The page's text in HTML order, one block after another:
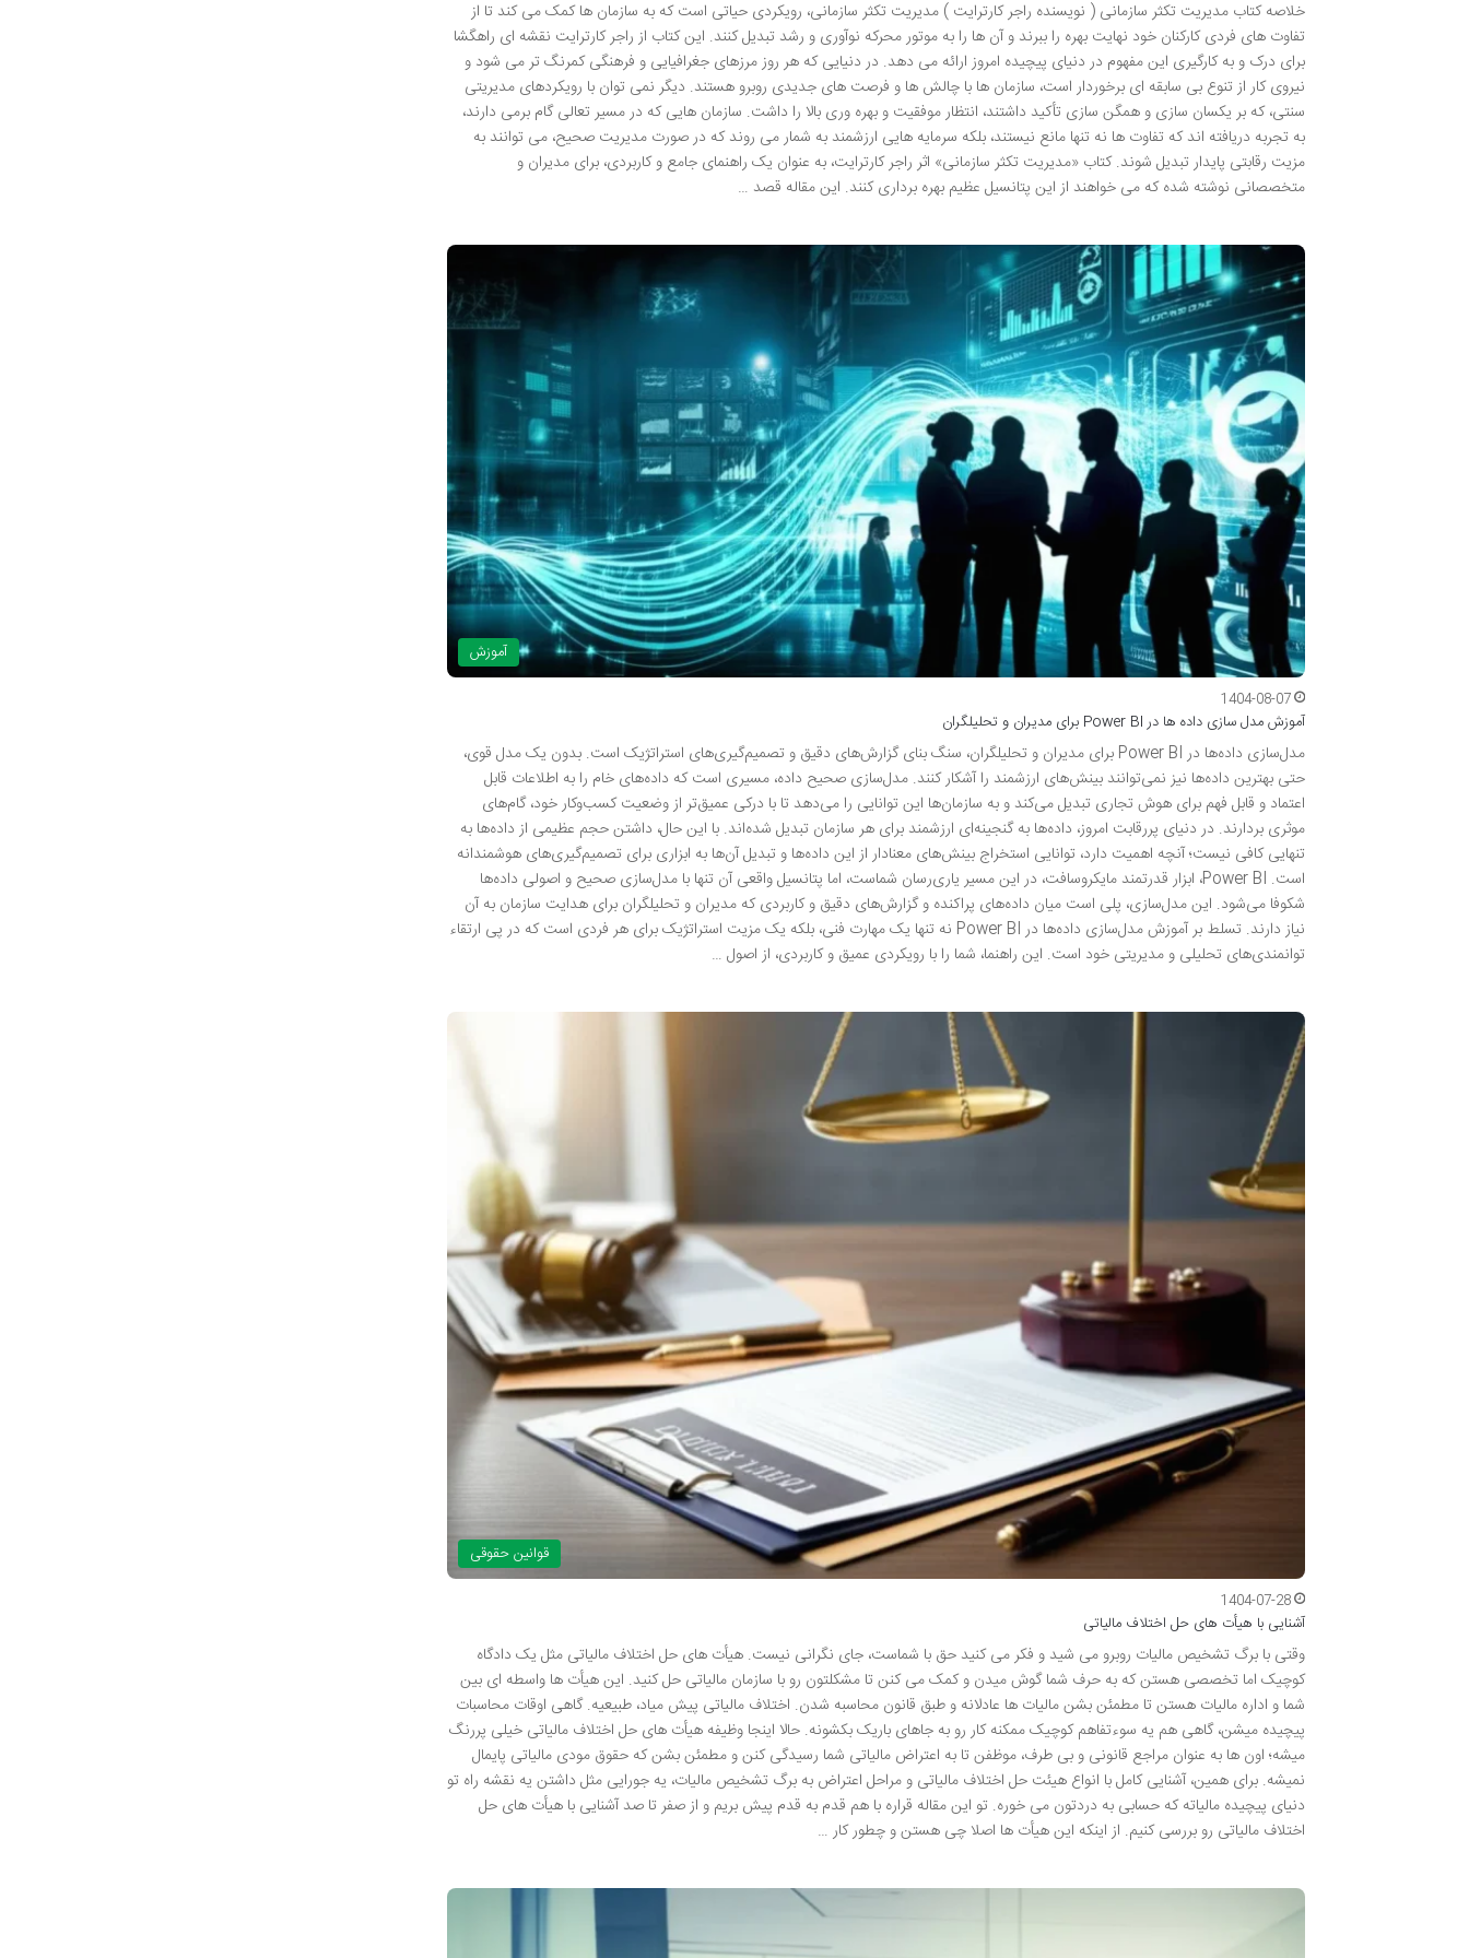
خلاصه کتاب مدیریت تکثر سازمانی ( نویسنده راجر کارترایت ) مدیریت تکثر سازمانی، رویکردی حیاتی است که به سازمان ها کمک می کند تا از
تفاوت های فردی کارکنان خود نهایت بهره را ببرند و آن ها را به موتور محرکه نوآوری و رشد تبدیل کنند. این کتاب از راجر کارترایت نقشه ای راهگشا
برای درک و به کارگیری این مفهوم در دنیای پیچیده امروز ارائه می دهد. در دنیایی که هر روز مرزهای جغرافیایی و فرهنگی کمرنگ تر می شود و
نیروی کار از تنوع بی سابقه ای برخوردار است، سازمان ها با چالش ها و فرصت های جدیدی روبرو هستند. دیگر نمی توان با رویکردهای مدیریتی
سنتی، که بر یکسان سازی و همگن سازی تأکید داشتند، انتظار موفقیت و بهره وری بالا را داشت. سازمان هایی که در مسیر تعالی گام برمی دارند،
به تجربه دریافته اند که تفاوت ها نه تنها مانع نیستند، بلکه سرمایه هایی ارزشمند به شمار می روند که در صورت مدیریت صحیح، می توانند به
مزیت رقابتی پایدار تبدیل شوند. کتاب «مدیریت تکثر سازمانی» اثر راجر کارترایت، به عنوان یک راهنمای جامع و کاربردی، برای مدیران و
متخصصانی نوشته شده که می خواهند از این پتانسیل عظیم بهره برداری کنند. این مقاله قصد …
آموزش
1404-08-07
آموزش مدل سازی داده ها در Power BI برای مدیران و تحلیلگران
مدل‌سازی داده‌ها در Power BI برای مدیران و تحلیلگران، سنگ بنای گزارش‌های دقیق و تصمیم‌گیری‌های استراتژیک است. بدون یک مدل قوی،
حتی بهترین داده‌ها نیز نمی‌توانند بینش‌های ارزشمند را آشکار کنند. مدل‌سازی صحیح داده، مسیری است که داده‌های خام را به اطلاعات قابل
اعتماد و قابل فهم برای هوش تجاری تبدیل می‌کند و به سازمان‌ها این توانایی را می‌دهد تا با درکی عمیق‌تر از وضعیت کسب‌وکار خود، گام‌های
موثری بردارند. در دنیای پررقابت امروز، داده‌ها به گنجینه‌ای ارزشمند برای هر سازمان تبدیل شده‌اند. با این حال، داشتن حجم عظیمی از داده‌ها به
تنهایی کافی نیست؛ آنچه اهمیت دارد، توانایی استخراج بینش‌های معنادار از این داده‌ها و تبدیل آن‌ها به ابزاری برای تصمیم‌گیری‌های هوشمندانه
است. Power BI، ابزار قدرتمند مایکروسافت، در این مسیر یاری‌رسان شماست، اما پتانسیل واقعی آن تنها با مدل‌سازی صحیح و اصولی داده‌ها
شکوفا می‌شود. این مدل‌سازی، پلی است میان داده‌های پراکنده و گزارش‌های دقیق و کاربردی که مدیران و تحلیلگران برای هدایت سازمان به آن
نیاز دارند. تسلط بر آموزش مدل‌سازی داده‌ها در Power BI نه تنها یک مهارت فنی، بلکه یک مزیت استراتژیک برای هر فردی است که در پی ارتقاء
توانمندی‌های تحلیلی و مدیریتی خود است. این راهنما، شما را با رویکردی عمیق و کاربردی، از اصول …
قوانین حقوقی
1404-07-28
آشنایی با هیأت های حل اختلاف مالیاتی
وقتی با برگ تشخیص مالیات روبرو می شید و فکر می کنید حق با شماست، جای نگرانی نیست. هیأت های حل اختلاف مالیاتی مثل یک دادگاه
کوچیک اما تخصصی هستن که به حرف شما گوش میدن و کمک می کنن تا مشکلتون رو با سازمان مالیاتی حل کنید. این هیأت ها واسطه ای بین
شما و اداره مالیات هستن تا مطمئن بشن مالیات ها عادلانه و طبق قانون محاسبه شدن. اختلاف مالیاتی پیش میاد، طبیعیه. گاهی اوقات محاسبات
پیچیده میشن، گاهی هم یه سوءتفاهم کوچیک ممکنه کار رو به جاهای باریک بکشونه. حالا اینجا وظیفه هیأت های حل اختلاف مالیاتی خیلی پررنگ
میشه؛ اون ها به عنوان مراجع قانونی و بی طرف، موظفن تا به اعتراض مالیاتی شما رسیدگی کنن و مطمئن بشن که حقوق مودی مالیاتی پایمال
نمیشه. برای همین، آشنایی کامل با انواع هیئت حل اختلاف مالیاتی و مراحل اعتراض به برگ تشخیص مالیات، یه جورایی مثل داشتن یه نقشه راه تو
دنیای پیچیده مالیاته که حسابی به دردتون می خوره. تو این مقاله قراره با هم قدم به قدم پیش بریم و از صفر تا صد آشنایی با هیأت های حل
اختلاف مالیاتی رو بررسی کنیم. از اینکه این هیأت ها اصلا چی هستن و چطور کار …